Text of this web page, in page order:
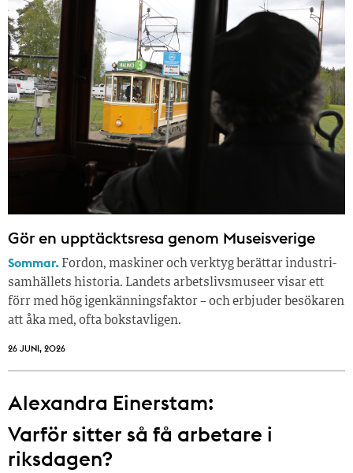
Gör en upptäcktsresa genom Museisverige
Sommar. Fordon, maskiner och verktyg berättar industri­
samhällets historia. Landets arbetslivsmuseer visar ett
förr med hög igenkänningsfaktor – och erbjuder besökaren
att åka med, ofta bokstavligen.
26 JUNI, 2026
Alexandra Einerstam:
Varför sitter så få ­arbetare i
riksdagen?